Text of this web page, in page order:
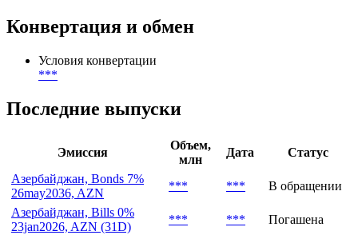
Конвертация и обмен
Условия конвертации
***
Последние выпуски
Эмиссия
Объем,
млн
Дата
Статус
Азербайджан, Bonds 7%
26may2036, AZN
*** ***
В обращении
Азербайджан, Bills 0%
23jan2026, AZN (31D)
*** ***
Погашена